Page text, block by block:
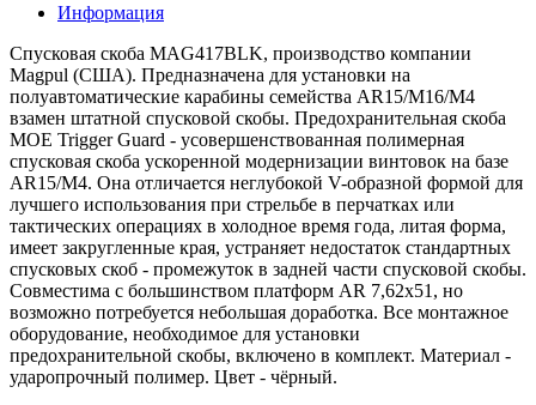
Информация
Спусковая скоба MAG417BLK, производство компании
Magpul (США). Предназначена для установки на
полуавтоматические карабины семейства AR15/M16/M4
взамен штатной спусковой скобы. Предохранительная скоба
MOE Trigger Guard - усовершенствованная полимерная
спусковая скоба ускоренной модернизации винтовок на базе
AR15/М4. Она отличается неглубокой V-образной формой для
лучшего использования при стрельбе в перчатках или
тактических операциях в холодное время года, литая форма,
имеет закругленные края, устраняет недостаток стандартных
спусковых скоб - промежуток в задней части спусковой скобы.
Совместима с большинством платформ AR 7,62х51, но
возможно потребуется небольшая доработка. Все монтажное
оборудование, необходимое для установки
предохранительной скобы, включено в комплект. Материал -
ударопрочный полимер. Цвет - чёрный.